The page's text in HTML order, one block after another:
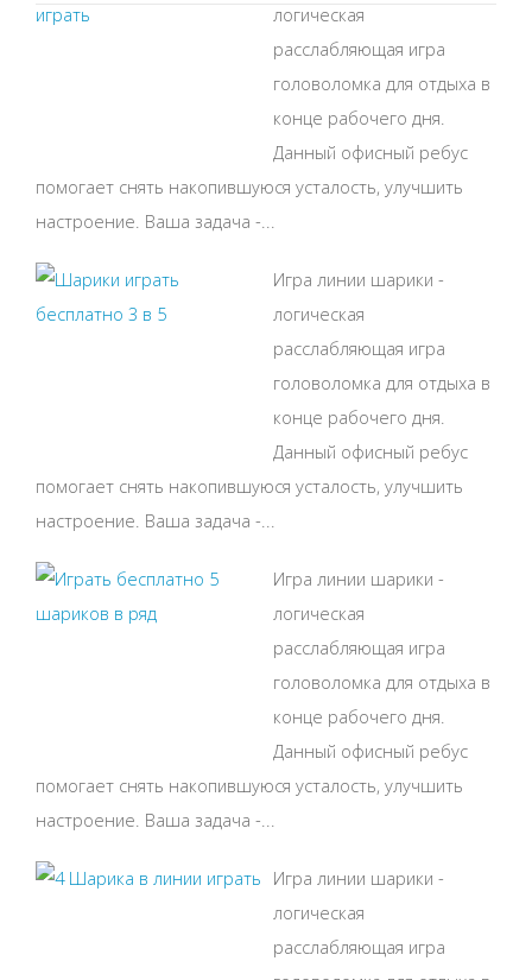
логическая
расслабляющая игра
головоломка для отдыха в
конце рабочего дня.
Данный офисный ребус
помогает снять накопившуюся усталость, улучшить
настроение. Ваша задача -...
Игра линии шарики -
логическая
расслабляющая игра
головоломка для отдыха в
конце рабочего дня.
Данный офисный ребус
помогает снять накопившуюся усталость, улучшить
настроение. Ваша задача -...
Игра линии шарики -
логическая
расслабляющая игра
головоломка для отдыха в
конце рабочего дня.
Данный офисный ребус
помогает снять накопившуюся усталость, улучшить
настроение. Ваша задача -...
Игра линии шарики -
логическая
расслабляющая игра